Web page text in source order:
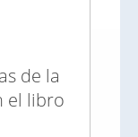
de la
el libro